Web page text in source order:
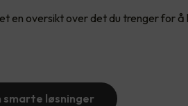
en oversikt over det du trenger for
løsninger